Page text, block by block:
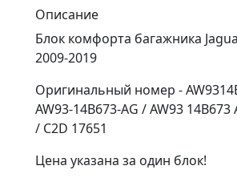
Описание
Блок комфорта багажника
2009-2019
Оригинальный номер -
AW93-14B673-AG / AW93 14B673
/ C2D 17651
Цена указана за один блок!